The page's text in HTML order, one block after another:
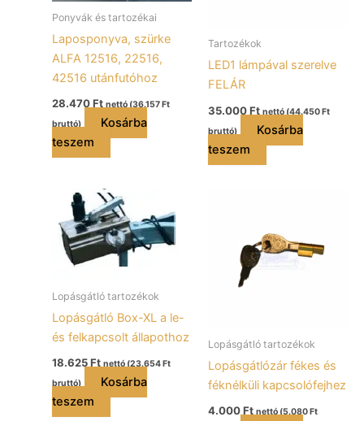
Ponyvák és tartozékai
Laposponyva, szürke
ALFA 12516, 22516,
42516 utánfutóhoz
28.470Ft nettó (36.157Ft
bruttó)
Kosárba
teszem
Tartozékok
LED1 lámpával szerelve
FELÁR
35.000Ft nettó (44.450Ft
bruttó)
Kosárba
teszem
Lopásgátló tartozékok
Lopásgátló Box-XL a le-
és felkapcsolt állapothoz
18.625Ft nettó (23.654 Ft
bruttó)
Kosárba
teszem
Lopásgátló tartozékok
Lopásgátlózár fékes és
féknélküli kapcsolófejhez
4.000Ft nettó (5.080 Ft